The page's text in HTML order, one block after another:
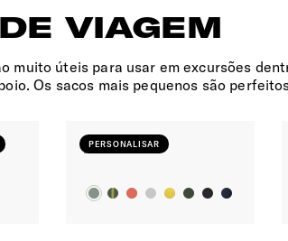
VIAGEM
muito úteis para usar em excursões
Os sacos mais pequenos são
PERSONALISAR